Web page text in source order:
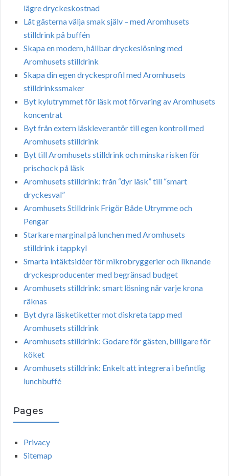
lägre dryckeskostnad
Låt gästerna välja smak själv – med Aromhusets
stilldrink på buffén
Skapa en modern, hållbar dryckeslösning med
Aromhusets stilldrink
Skapa din egen dryckesprofil med Aromhusets
stilldrinkssmaker
Byt kylutrymmet för läsk mot förvaring av Aromhusets
koncentrat
Byt från extern läskleverantör till egen kontroll med
Aromhusets stilldrink
Byt till Aromhusets stilldrink och minska risken för
prischock på läsk
Aromhusets stilldrink: från “dyr läsk” till “smart
dryckesval”
Aromhusets Stilldrink Frigör Både Utrymme och
Pengar
Starkare marginal på lunchen med Aromhusets
stilldrink i tappkyl
Smarta intäktsidéer för mikrobryggerier och liknande
dryckesproducenter med begränsad budget
Aromhusets stilldrink: smart lösning när varje krona
räknas
Byt dyra läsketiketter mot diskreta tapp med
Aromhusets stilldrink
Aromhusets stilldrink: Godare för gästen, billigare för
köket
Aromhusets stilldrink: Enkelt att integrera i befintlig
lunchbuffé
Pages
Privacy
Sitemap